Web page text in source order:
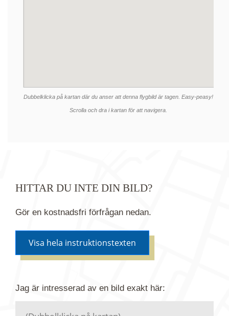
Dubbelklicka på kartan där du anser att denna flygbild är tagen. Easy-peasy!
Scrolla och dra i kartan för att navigera.
HITTAR DU INTE DIN BILD?
Gör en kostnadsfri förfrågan nedan.
Visa hela instruktionstexten
Jag är intresserad av en bild exakt här: